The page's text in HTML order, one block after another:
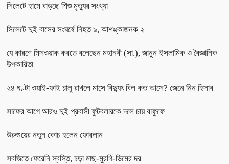
সিলেটে হামে বাড়ছে শিশু মৃত্যুর সংখ্যা
সিলেটে দুই বাসের সংঘর্ষে নিহত ৯, আশঙ্কাজনক ২
যে কারণে মিসওয়াক করতে বলেছেন মহানবী (সা.), জানুন ইসলামিক ও বৈজ্ঞানিক
উপকারিতা
২৪ ঘণ্টা ওয়াই-ফাই চালু রাখলে মাসে বিদ্যুৎ বিল কত আসে? জেনে নিন হিসাব
সাফের আগে আরও দুই প্রবাসী ফুটবলারকে দলে চায় বাফুফে
উরুগুয়ের নতুন কোচ হলেন ফোরলান
সবজিতে ফেরেনি স্বস্তি, চড়া মাছ-মুরগি-ডিমের দর